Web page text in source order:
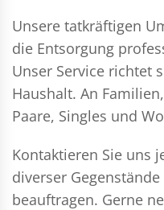
Unsere tatkräftigen
die Entsorgung
Unser Service richtet
Haushalt. An
Paare, Singles und
Kontaktieren Sie uns
diverser
beauftragen. Gerne